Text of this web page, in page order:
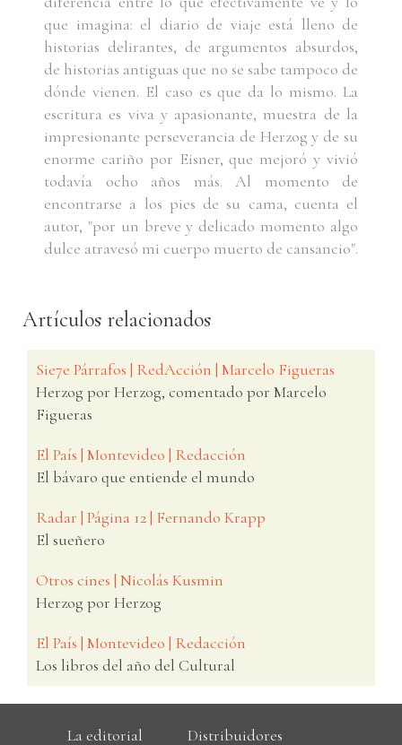
que imagina: el diario de viaje está lleno de
historias delirantes, de argumentos absurdos,
de historias antiguas que no se sabe tampoco de
dónde vienen. El caso es que da lo mismo. La
escritura es viva y apasionante, muestra de la
impresionante perseverancia de Herzog y de su
enorme cariño por Eisner, que mejoró y vivió
todavía ocho años más. Al momento de
encontrarse a los pies de su cama, cuenta el
autor, "por un breve y delicado momento algo
dulce atravesó mi cuerpo muerto de cansancio".
Artículos relacionados
Sie7e Párrafos | RedAcción | Marcelo Figueras
Herzog por Herzog, comentado por Marcelo
Figueras
El País | Montevideo | Redacción
El bávaro que entiende el mundo
Radar | Página 12 | Fernando Krapp
El sueñero
Otros cines | Nicolás Kusmin
Herzog por Herzog
El País | Montevideo | Redacción
Los libros del año del Cultural
La editorial Distribuidores